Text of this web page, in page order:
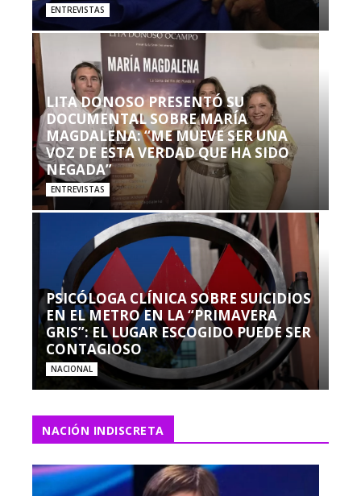
ENTREVISTAS
LITA DONOSO PRESENTÓ SU
DOCUMENTAL SOBRE MARÍA
MAGDALENA: “ME MUEVE SER UNA
VOZ DE ESTA VERDAD QUE HA SIDO
NEGADA”
ENTREVISTAS
PSICÓLOGA CLÍNICA SOBRE SUICIDIOS
EN EL METRO EN LA “PRIMAVERA
GRIS”: EL LUGAR ESCOGIDO PUEDE SER
CONTAGIOSO
NACIONAL
NACIÓN INDISCRETA